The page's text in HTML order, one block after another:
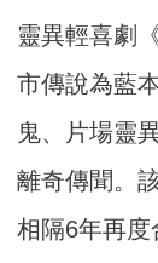
靈異輕喜劇
市傳說為藍
鬼、片場靈
離奇傳聞。
相隔6年再